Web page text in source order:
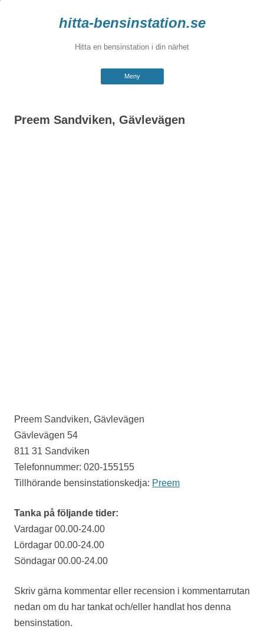
hitta-bensinstation.se
Hitta en bensinstation i din närhet
Meny
Hoppa
till
Preem Sandviken, Gävlevägen
Preem Sandviken, Gävlevägen
Gävlevägen 54
811 31 Sandviken
Telefonnummer: 020-155155
Tillhörande bensinstationskedja: Preem
Tanka på följande tider:
Vardagar 00.00-24.00
Lördagar 00.00-24.00
Söndagar 00.00-24.00
Skriv gärna kommentar eller recension i kommentarrutan
nedan om du har tankat och/eller handlat hos denna
bensinstation.